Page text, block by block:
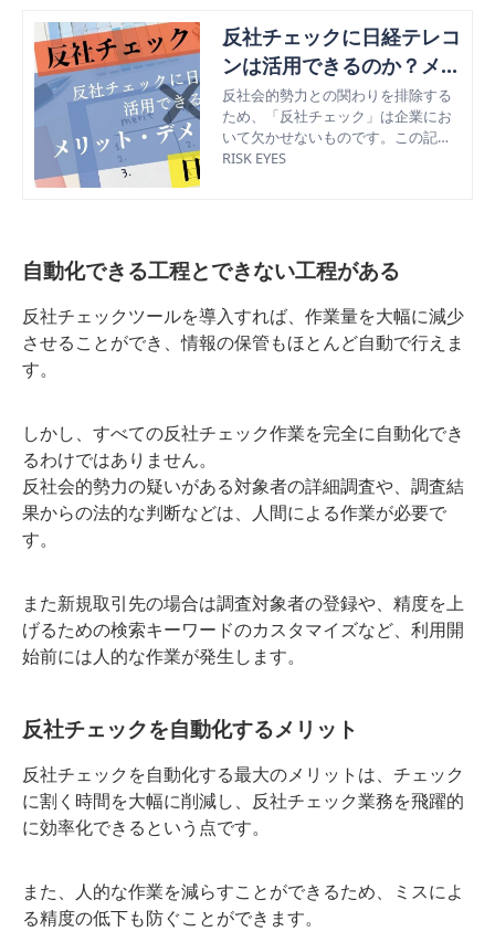
反社チェックに日経テレコ
ンは活用できるのか？メリ
ット・デメリットを解説
反社会的勢力との関わりを排除する
ため、「反社チェック」は企業にお
いて欠かせないものです。この記事
では、反社チェックを行う際、新聞
RISK EYES
自動化できる工程とできない工程がある
反社チェックツールを導入すれば、作業量を大幅に減少
させることができ、情報の保管もほとんど自動で行えま
す。
しかし、すべての反社チェック作業を完全に自動化でき
るわけではありません。
反社会的勢力の疑いがある対象者の詳細調査や、調査結
果からの法的な判断などは、人間による作業が必要で
す。
また新規取引先の場合は調査対象者の登録や、精度を上
げるための検索キーワードのカスタマイズなど、利用開
始前には人的な作業が発生します。
反社チェックを自動化するメリット
反社チェックを自動化する最大のメリットは、チェック
に割く時間を大幅に削減し、反社チェック業務を飛躍的
に効率化できるという点です。
また、人的な作業を減らすことができるため、ミスによ
る精度の低下も防ぐことができます。